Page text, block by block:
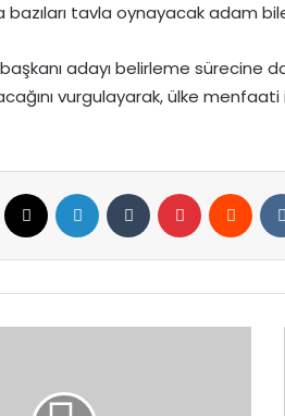
tavla oynayacak adam
adayı belirleme sürecine
vurgulayarak, ülke
Facebook LinkedIn Tumblr Pinterest